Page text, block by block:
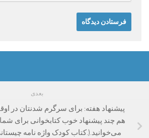
بعدی
پیشنهاد هفته: برای سرگرم شدنتان در
هم چند پیشنهاد خوب کتابخوانی برای شما
می‌خوانید.(.کتاب کودک واژه نامه